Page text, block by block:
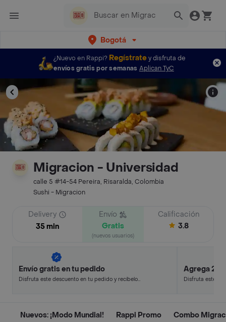
Bogotá
¿Nuevo en Rappi? Regístratey disfruta de
envíos gratis por semanas Aplican TyC
Migracion - Universidad
calle 5 #14-54 Pereira, Risaralda, Colombia
Sushi - Migracion
Delivery
35 min
Envío
Gratis
(nuevos usuarios)
Calificación
3.8
Envío gratis en tu pedido
Disfruta este descuento en tu pedido y recíbelo
Agrega 2,
Disfruta este
Nuevos: ¡Modo Mundial! Rappi Promo Combo